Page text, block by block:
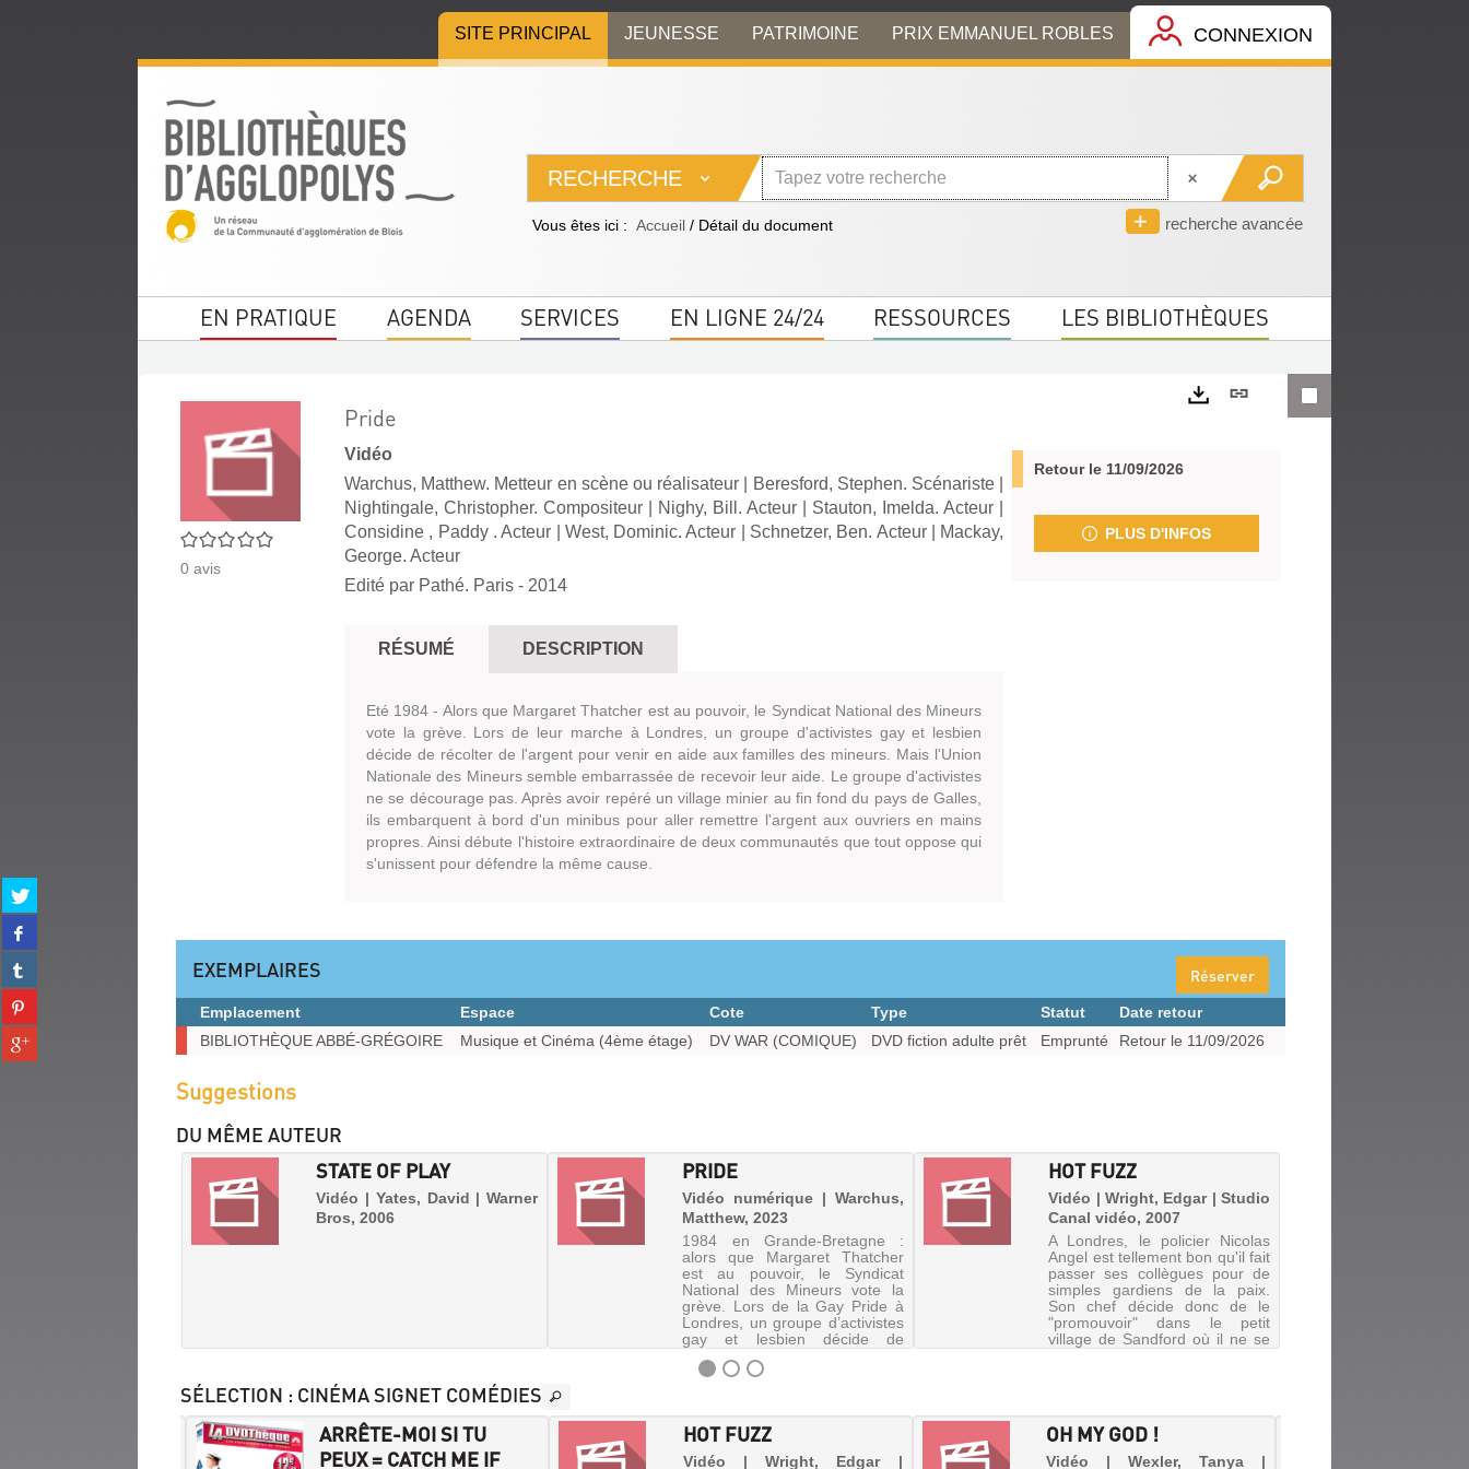
menu
contenu
la
SITE PRINCIPAL JEUNESSE PATRIMOINE PRIX EMMANUEL ROBLES CONNEXION
RECHERCHE
recherche avancée
Vous êtes ici : Accueil / Détail du document
EN PRATIQUE AGENDA SERVICES EN LIGNE 24/24 RESSOURCES LES BIBLIOTHÈQUES
Partager
sur
twitter
(Nouvelle
fenêtre)
Partager
sur
facebook
(Nouvelle
fenêtre)
Partager
sur
tumblr
(Nouvelle
fenêtre)
Partager
sur
pinterest
(Nouvelle
Partager
sur
0/5
0 avis
Pride
Vidéo
Warchus, Matthew. Metteur en scène ou réalisateur
Beresford, Stephen. Scénariste
Nightingale, Christopher. Compositeur
Nighy, Bill. Acteur Stauton, Imelda. Acteur
Considine , Paddy . Acteur
West, Dominic. Acteur Schnetzer, Ben. Acteur|
Mackay,
George. Acteur
Edité par Pathé. Paris - 2014
RÉSUMÉ DESCRIPTION
Eté 1984 - Alors que Margaret Thatcher est au pouvoir, le Syndicat National des Mineurs
vote la grève. Lors de leur marche à Londres, un groupe d'activistes gay et lesbien
décide de récolter de l'argent pour venir en aide aux familles des mineurs. Mais l'Union
Nationale des Mineurs semble embarrassée de recevoir leur aide. Le groupe d'activistes
ne se décourage pas. Après avoir repéré un village minier au fin fond du pays de Galles,
ils embarquent à bord d'un minibus pour aller remettre l'argent aux ouvriers en mains
propres. Ainsi débute l'histoire extraordinaire de deux communautés que tout oppose qui
s'unissent pour défendre la même cause.
Lien
Retour le 11/09/2026
PLUS D'INFOS
EXEMPLAIRES Réserver
Exemplaires
Emplacement Espace Cote Type Statut
Date retour
BIBLIOTHÈQUE ABBÉ-GRÉGOIRE
Musique et Cinéma (4ème étage) DV WAR (COMIQUE) DVD fiction adulte prêt Emprunté Retour le 11/09/2026
Suggestions
DU MÊME AUTEUR
PRIDE
Vidéo numérique | Warchus,
Matthew, 2023
1984 en Grande-Bretagne :
alors que Margaret Thatcher
est au pouvoir, le Syndicat
National des Mineurs vote la
grève. Lors de la Gay Pride à
Londres, un groupe d’activistes
gay et lesbien décide de
HOT FUZZ
Vidéo | Wright, Edgar | Studio
Canal vidéo, 2007
A Londres, le policier Nicolas
Angel est tellement bon qu'il fait
passer ses collègues pour de
simples gardiens de la paix.
Son chef décide donc de le
"promouvoir" dans le petit
village de Sandford où il ne se
STATE OF PLAY
Vidéo | Yates, David | Warner
Bros, 2006
SÉLECTION : CINÉMA SIGNET COMÉDIES
HOT FUZZ
Vidéo | Wright, Edgar |
OH MY GOD !
Vidéo | Wexler, Tanya |
ARRÊTE-MOI SI TU
PEUX = CATCH ME IF